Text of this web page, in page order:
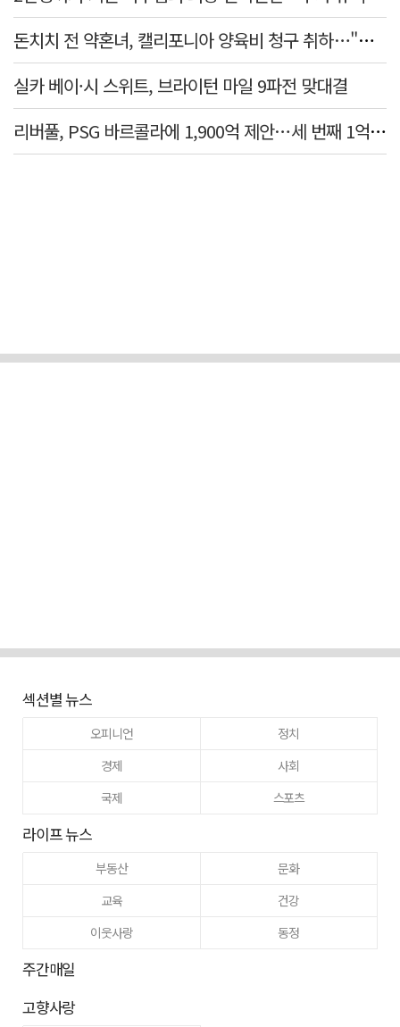
돈치치 전 약혼녀, 캘리포니아 양육비 청구 취하…"합의로 해결"
실카 베이·시 스위트, 브라이턴 마일 9파전 맞대결
리버풀, PSG 바르콜라에 1,900억 제안…세 번째 1억 파운드 영입 추진
섹션별 뉴스
오피니언
정치
경제
사회
국제
스포츠
라이프 뉴스
부동산
문화
교육
건강
이웃사랑
동정
주간매일
고향사랑